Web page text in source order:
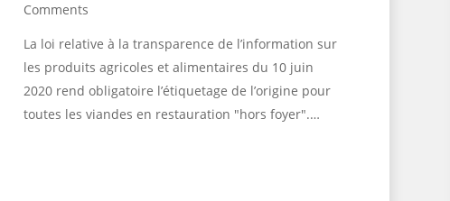
Comments
La loi relative à la transparence de l’information sur
les produits agricoles et alimentaires du 10 juin
2020 rend obligatoire l’étiquetage de l’origine pour
toutes les viandes en restauration "hors foyer".…